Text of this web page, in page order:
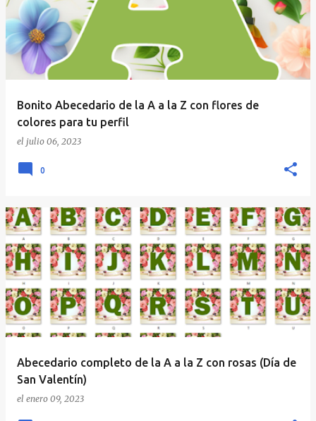
Bonito Abecedario de la A a la Z con flores de
colores para tu perfil
el julio 06, 2023
0
Abecedario completo de la A a la Z con rosas (Día de
San Valentín)
el enero 09, 2023